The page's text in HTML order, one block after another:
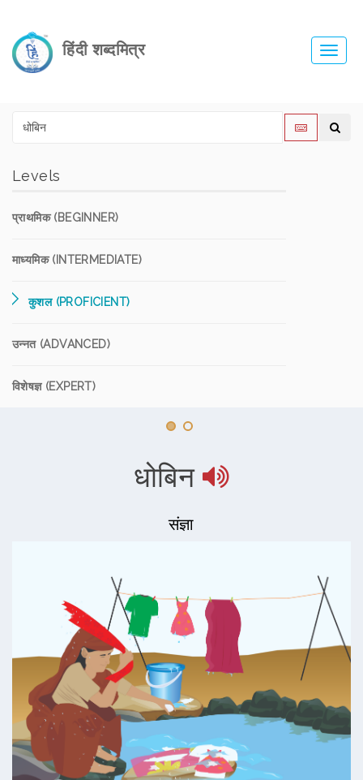
हिंदी शब्दमित्र
Levels
प्राथमिक (BEGINNER)
माध्यमिक (INTERMEDIATE)
कुशल (PROFICIENT)
उन्नत (ADVANCED)
विशेषज्ञ (EXPERT)
धोबिन
संज्ञा